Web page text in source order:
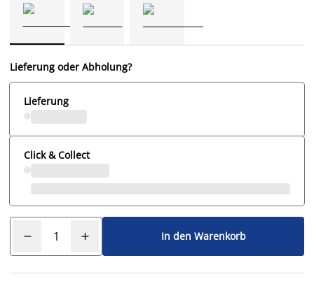
Lieferung oder Abholung?
Lieferung
Click & Collect
In den Warenkorb